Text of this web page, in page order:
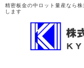
精密板金の中ロット量産なら
します